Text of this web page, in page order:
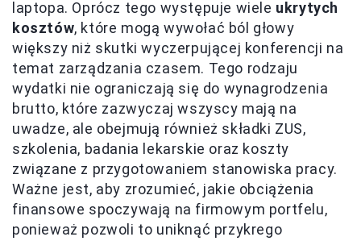
laptopa. Oprócz tego występuje wiele ukrytych
kosztów, które mogą wywołać ból głowy
większy niż skutki wyczerpującej konferencji na
temat zarządzania czasem. Tego rodzaju
wydatki nie ograniczają się do wynagrodzenia
brutto, które zazwyczaj wszyscy mają na
uwadze, ale obejmują również składki ZUS,
szkolenia, badania lekarskie oraz koszty
związane z przygotowaniem stanowiska pracy.
Ważne jest, aby zrozumieć, jakie obciążenia
finansowe spoczywają na firmowym portfelu,
ponieważ pozwoli to uniknąć przykrego